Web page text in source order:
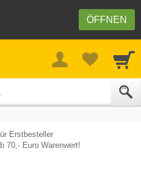
ÖFFNEN
Erstbesteller
70,- Euro Warenwert!